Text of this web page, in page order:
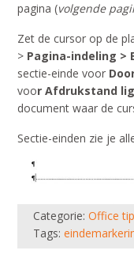
pagina (volgende
Zet de cursor op de
> Pagina-indeling >
sectie-einde voor
voor Afdrukstand
document waar de
Sectie-einden zie je
Categorie:Office
Tags: